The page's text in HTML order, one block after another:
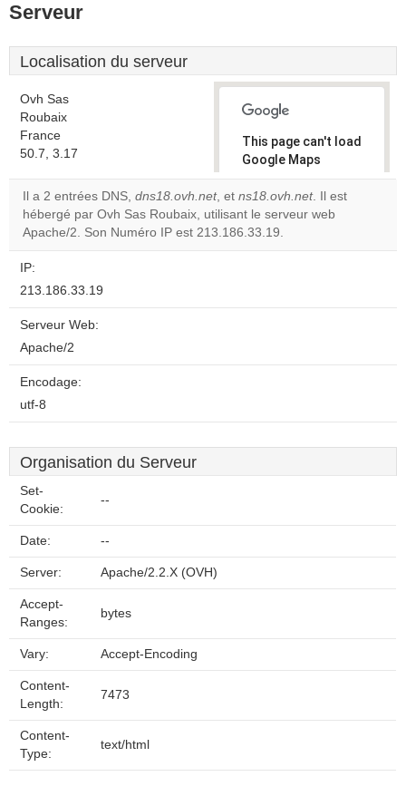
Serveur
Localisation du serveur
Ovh Sas
Roubaix
France
50.7, 3.17
This page can't load
Google Maps
correctly.
Do you
own this
Il a 2 entrées DNS, dns18.ovh.net, et ns18.ovh.net. Il est
hébergé par Ovh Sas Roubaix, utilisant le serveur web
Apache/2. Son Numéro IP est 213.186.33.19.
IP:
213.186.33.19
Serveur Web:
Apache/2
Encodage:
utf-8
Organisation du Serveur
Set-
Cookie:
--
Date: --
Server: Apache/2.2.X (OVH)
Accept-
Ranges:
bytes
Vary: Accept-Encoding
Content-
Length:
7473
Content-
Type:
text/html